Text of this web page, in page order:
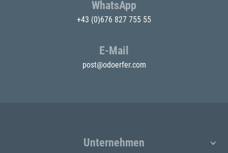
WhatsApp
+43 (0)676 827 755 55
E-Mail
post@odoerfer.com
Unternehmen